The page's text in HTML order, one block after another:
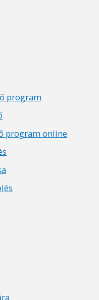
program
program online